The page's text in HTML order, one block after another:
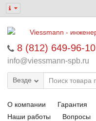
8 (812) 649-96-10
info@viessmann-spb.ru
Везде
О компании Гарантия
Наши работы
Вопросы